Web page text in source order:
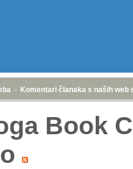
» Komentari članaka s naših web
Book